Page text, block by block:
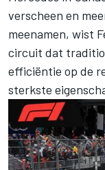
verscheen en
meenamen, wist
circuit dat
efficiëntie op de
sterkste